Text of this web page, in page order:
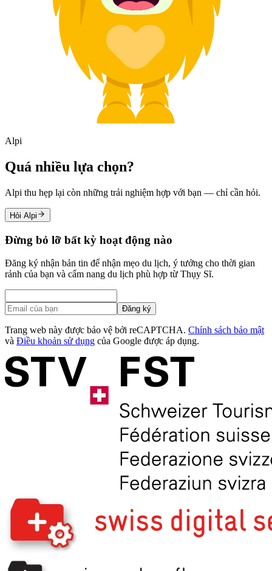
Alpi
Quá nhiều lựa chọn?
Alpi thu hẹp lại còn những trải nghiệm hợp với bạn — chỉ cần hỏi.
Hỏi Alpi
Đừng bỏ lỡ bất kỳ hoạt động nào
Đăng ký nhận bản tin để nhận mẹo du lịch, ý tưởng cho thời gian
rảnh của bạn và cẩm nang du lịch phù hợp từ Thụy Sĩ.
Đăng ký
Trang web này được bảo vệ bởi reCAPTCHA. Chính sách bảo mật
và Điều khoản sử dụng của Google được áp dụng.